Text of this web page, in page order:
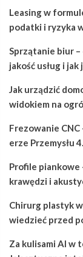
Leasing w
podatki i ryzyka
Sprzątanie biur –
jakość usług i jak
Jak urządzić
widokiem na
Frezowanie
erze Przemysłu
Profile piankowe
krawędzi i
Chirurg plastyk
wiedzieć przed
Za kulisami AI w